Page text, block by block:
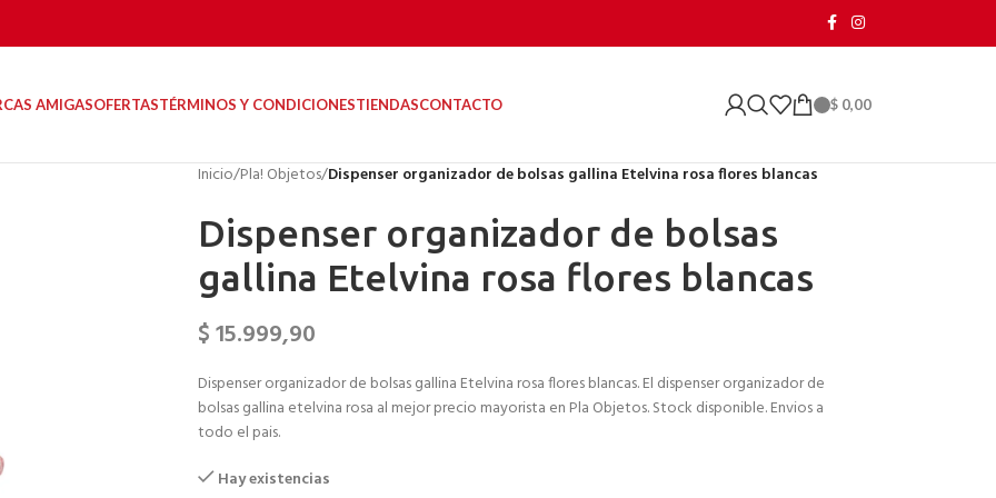
AMIGASOFERTASTÉRMINOS Y CONDICIONESTIENDASCONTACTO $ 0,00
Inicio/Pla! Objetos/Dispenser organizador de bolsas gallina Etelvina rosa flores blancas
Dispenser organizador de bolsas
gallina Etelvina rosa flores blancas
$15.999,90
Dispenser organizador de bolsas gallina Etelvina rosa flores blancas. El dispenser organizador de
bolsas gallina etelvina rosa al mejor precio mayorista en Pla Objetos. Stock disponible. Envios a
todo el pais.
Hay existencias